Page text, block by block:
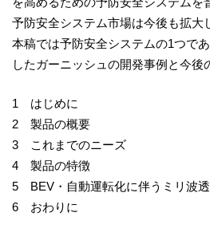
予防安全システム市場は今後も拡大
本稿では予防安全システムの1つで
したガーニッシュの開発事例と今後
1 はじめに
2 製品の概要
3 これまでのニーズ
4 製品の特徴
5 BEV・自動運転化に伴うミリ波
6 おわりに